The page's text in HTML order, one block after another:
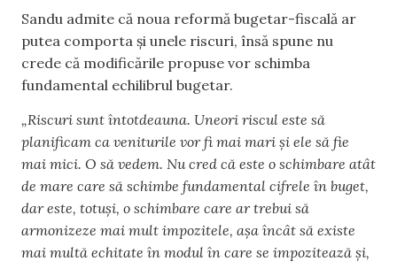
Sandu admite că noua reformă bugetar-fiscală ar
putea comporta și unele riscuri, însă spune nu
crede că modificările propuse vor schimba
fundamental echilibrul bugetar.
„Riscuri sunt întotdeauna. Uneori riscul este să
planificam ca veniturile vor fi mai mari și ele să fie
mai mici. O să vedem. Nu cred că este o schimbare atât
de mare care să schimbe fundamental cifrele în buget,
dar este, totuși, o schimbare care ar trebui să
armonizeze mai mult impozitele, așa încât să existe
mai multă echitate în modul în care se impozitează și,